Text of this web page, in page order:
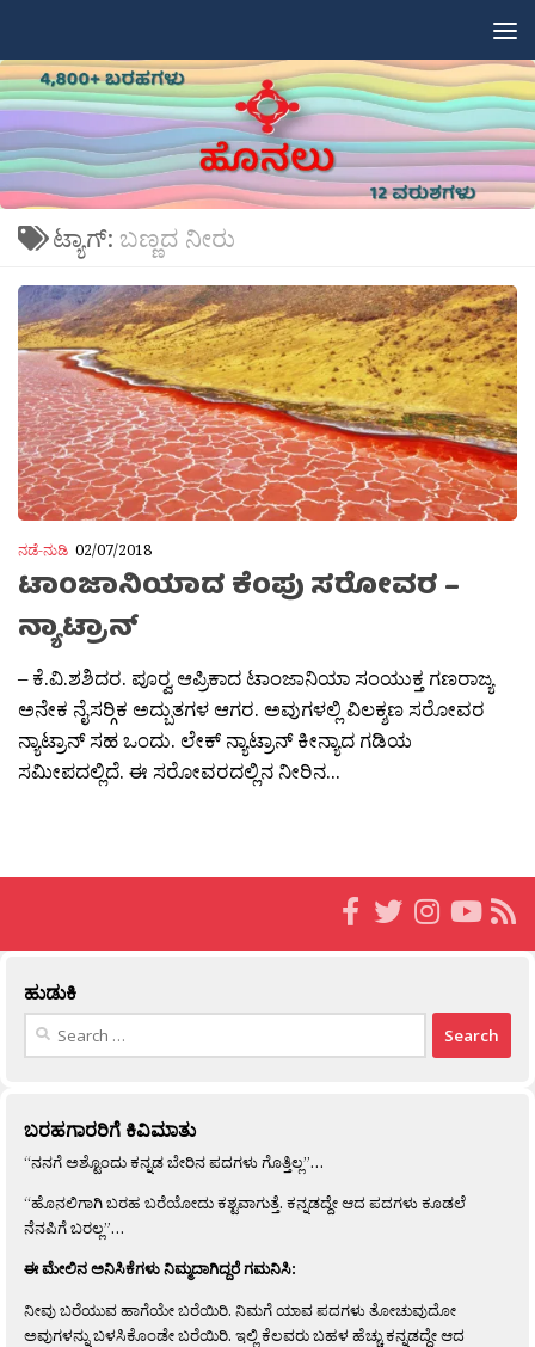
ಟ್ಯಾಗ್: ಬಣ್ಣದ ನೀರು
ನಡೆ-ನುಡಿ 02/07/2018
ಟಾಂಜಾನಿಯಾದ ಕೆಂಪು ಸರೋವರ –
ನ್ಯಾಟ್ರಾನ್
– ಕೆ.ವಿ.ಶಶಿದರ. ಪೂರ‍್ವ ಆಪ್ರಿಕಾದ ಟಾಂಜಾನಿಯಾ ಸಂಯುಕ್ತ ಗಣರಾಜ್ಯ
ಅನೇಕ ನೈಸರ‍್ಗಿಕ ಅದ್ಬುತಗಳ ಆಗರ. ಅವುಗಳಲ್ಲಿ ವಿಲಕ್ಶಣ ಸರೋವರ
ನ್ಯಾಟ್ರಾನ್ ಸಹ ಒಂದು. ಲೇಕ್ ನ್ಯಾಟ್ರಾನ್ ಕೀನ್ಯಾದ ಗಡಿಯ
ಸಮೀಪದಲ್ಲಿದೆ. ಈ ಸರೋವರದಲ್ಲಿನ ನೀರಿನ...
ಹುಡುಕಿ
Search
ಬರಹಗಾರರಿಗೆ ಕಿವಿಮಾತು
“ನನಗೆ ಅಶ್ಟೊಂದು ಕನ್ನಡ ಬೇರಿನ ಪದಗಳು ಗೊತ್ತಿಲ್ಲ”…
“ಹೊನಲಿಗಾಗಿ ಬರಹ ಬರೆಯೋದು ಕಶ್ಟವಾಗುತ್ತೆ. ಕನ್ನಡದ್ದೇ ಆದ ಪದಗಳು ಕೂಡಲೆ
ನೆನಪಿಗೆ ಬರಲ್ಲ”…
ಈ ಮೇಲಿನ ಅನಿಸಿಕೆಗಳು ನಿಮ್ಮದಾಗಿದ್ದರೆ ಗಮನಿಸಿ:
ನೀವು ಬರೆಯುವ ಹಾಗೆಯೇ ಬರೆಯಿರಿ. ನಿಮಗೆ ಯಾವ ಪದಗಳು ತೋಚುವುದೋ
ಅವುಗಳನ್ನು ಬಳಸಿಕೊಂಡೇ ಬರೆಯಿರಿ. ಇಲ್ಲಿ ಕೆಲವರು ಬಹಳ ಹೆಚ್ಚು ಕನ್ನಡದ್ದೇ ಆದ